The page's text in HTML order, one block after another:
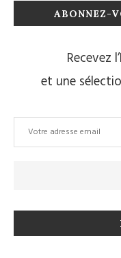
ABONNEZ-
Recevez
et une